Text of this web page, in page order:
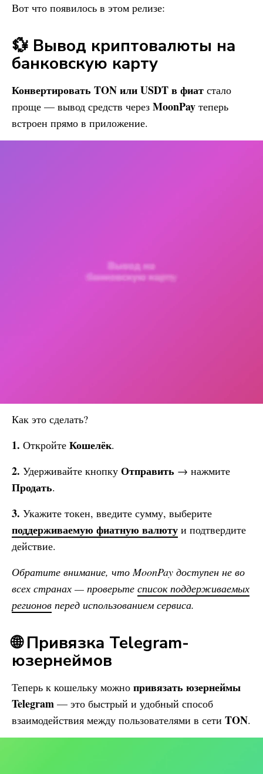
Вот что появилось в этом релизе:
💱 Вывод криптовалюты на
банковскую карту
Конвертировать TON или USDT в фиат стало
проще — вывод средств через MoonPay теперь
встроен прямо в приложение.
Как это сделать?
1. Откройте Кошелёк.
2. Удерживайте кнопку Отправить → нажмите
Продать.
3. Укажите токен, введите сумму, выберите
поддерживаемую фиатную валюту и подтвердите
действие.
Обратите внимание, что MoonPay доступен не во
всех странах — проверьте список поддерживаемых
регионов перед использованием сервиса.
🌐 Привязка Telegram-
юзернеймов
Теперь к кошельку можно привязать юзернеймы
Telegram — это быстрый и удобный способ
взаимодействия между пользователями в сети TON.